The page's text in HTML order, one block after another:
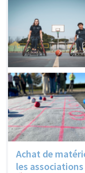
Achat de
les